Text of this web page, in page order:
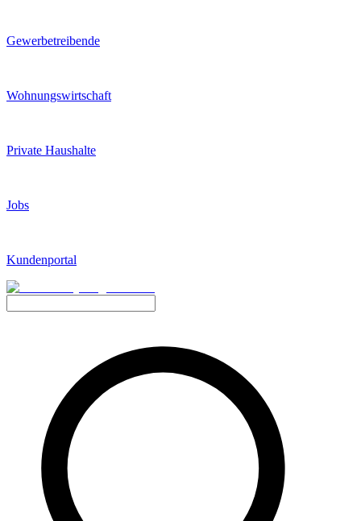
Gewerbetreibende
Wohnungswirtschaft
Private Haushalte
Jobs
Kundenportal